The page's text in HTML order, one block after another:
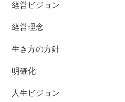
経営ビジョン
経営理念
生き方の方針
明確化
人生ビジョン